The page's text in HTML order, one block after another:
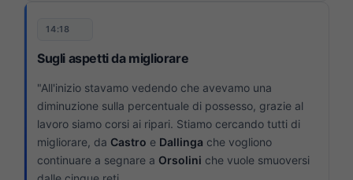
14:18
Sugli aspetti da migliorare
"All'inizio stavamo vedendo che avevamo una
diminuzione sulla percentuale di possesso, grazie al
lavoro siamo corsi ai ripari. Stiamo cercando tutti di
migliorare, da Castro e Dallinga che vogliono
continuare a segnare a Orsolini che vuole smuoversi